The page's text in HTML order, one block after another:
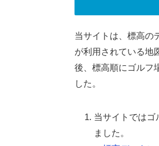
当サイトは、標高の
が利用されている地
後、標高順にゴルフ
した。
当サイトではゴ
ました。